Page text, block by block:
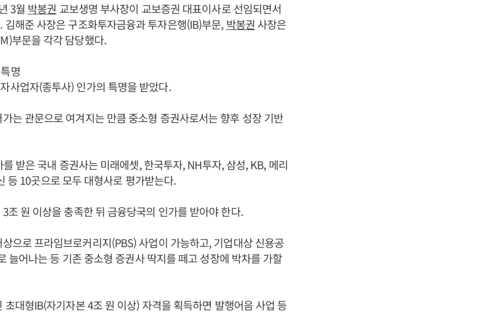
3월 박봉권 교보생명 부사장이 교보증권 대표이사로 선임되면서
해준 사장은 구조화투자금융과 투자은행(IB)부문, 박봉권 사장은
부문을 각각 담당했다.
명
사업자(종투사) 인가의 특명을 받았다.
는 관문으로 여겨지는 만큼 중소형 증권사로서는 향후 성장 기반
받은 국내 증권사는 미래에셋, 한국투자, NH투자, 삼성, KB, 메리
등 10곳으로 모두 대형사로 평가받는다.
조 원 이상을 충족한 뒤 금융당국의 인가를 받아야 한다.
으로 프라임브로커리지(PBS) 사업이 가능하고, 기업대상 신용공
늘어나는 등 기존 중소형 증권사 딱지를 떼고 성장에 박차를 가할
대형IB(자기자본 4조 원 이상) 자격을 획득하면 발행어음 사업 등